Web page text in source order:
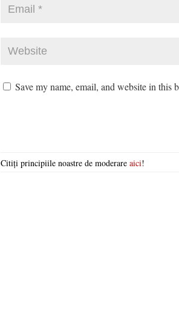
Save my name, email, and website in this
Citiți principiile noastre de moderare aici!